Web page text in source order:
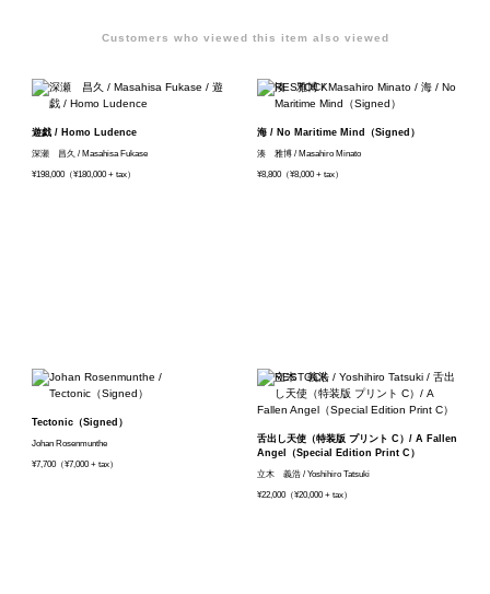
Customers who viewed this item also viewed
遊戯 / Homo Ludence
深瀬 昌久 / Masahisa Fukase
¥198,000（¥180,000 + tax）
海 / No Maritime Mind（Signed）
湊 雅博 / Masahiro Minato
¥8,800（¥8,000 + tax）
Tectonic（Signed）
Johan Rosenmunthe
¥7,700（¥7,000 + tax）
舌出し天使（特装版 プリント C）/ A Fallen
Angel（Special Edition Print C）
立木 義浩 / Yoshihiro Tatsuki
¥22,000（¥20,000 + tax）